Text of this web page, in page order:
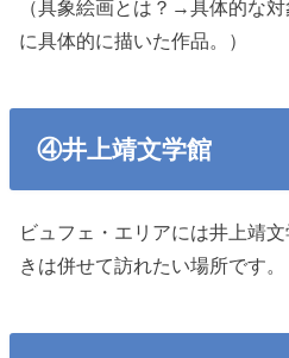
（具象絵画とは？→具体的な
に具体的に描いた作品。）
④井上靖文学館
ビュフェ・エリアには井上靖
きは併せて訪れたい場所です。